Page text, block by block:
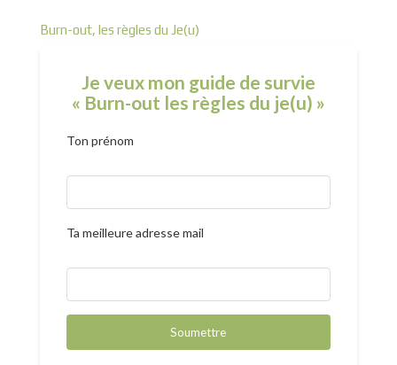
Burn-out, les règles du Je(u)
Je veux mon guide de survie
« Burn-out les règles du je(u) »
Ton prénom
Ta meilleure adresse mail
Soumettre